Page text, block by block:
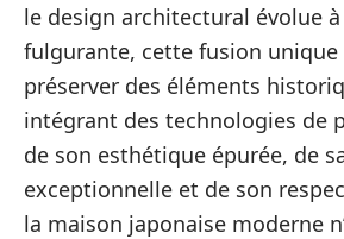
le design architectural évolue
fulgurante, cette fusion unique
préserver des éléments
intégrant des technologies de
de son esthétique épurée, de
exceptionnelle et de son
la maison japonaise moderne